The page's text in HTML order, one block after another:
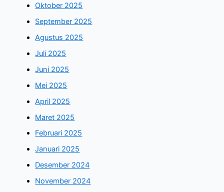
Oktober 2025
September 2025
Agustus 2025
Juli 2025
Juni 2025
Mei 2025
April 2025
Maret 2025
Februari 2025
Januari 2025
Desember 2024
November 2024